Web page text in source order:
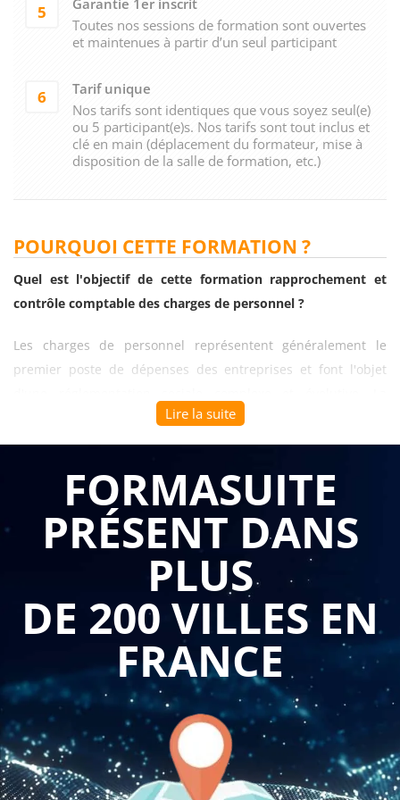
5
Toutes nos sessions de formation sont ouvertes
et maintenues à partir d’un seul participant
6
Tarif unique
Nos tarifs sont identiques que vous soyez seul(e)
ou 5 participant(e)s. Nos tarifs sont tout inclus et
clé en main (déplacement du formateur, mise à
disposition de la salle de formation, etc.)
POURQUOI CETTE FORMATION ?
Quel est l'objectif de cette formation rapprochement et
contrôle comptable des charges de personnel ?
Les charges de personnel représentent généralement le
premier poste de dépenses des entreprises et font l'objet
fiabilité des comptes sociaux et la conformité aux obligations
déclaratives nécessitent une maîtrise rigoureuse des
ces charges. Les erreurs de traitement peuvent entraîner des
redressements fiscaux et sociaux coûteux, des anomalies
dans les états financiers et des difficultés lors des audits ou
des clôtures comptables.
Laformation rapprochement et contrôle comptable des
charges de personnel
permet aux participants de
comprendre le rôle des organismes sociaux (URSSAF, caisses
de retraite, mutuelles, prévoyance) et le rapprochement
comptable des charges sociales et taxes assises sur les
salaires. Cette formation aborde les méthodologies pour
identifier les différentes composantes des cotisations sociales
patronales et salariales, vérifier la cohérence entre les
Lire la suite
FORMASUITE
PRÉSENT DANS
PLUS
DE 200 VILLES EN
FRANCE